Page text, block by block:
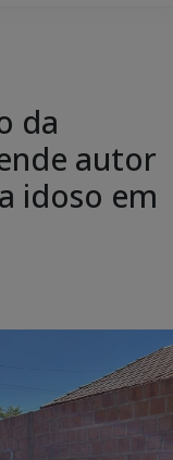
da
autor
idoso em